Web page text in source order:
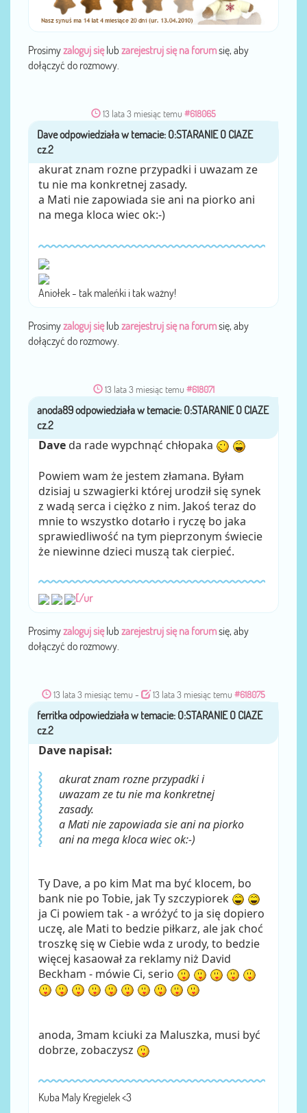
Prosimyzaloguj sięlub zarejestruj się na forumsię, aby
dołączyć do rozmowy.
13 lata 3 miesiąc temu #618065
przezDave
akurat znam rozne przypadki i uwazam ze
tu nie ma konkretnej zasady.
a Mati nie zapowiada sie ani na piorko ani
na mega kloca wiec ok:-)
Aniołek - tak maleńki i tak ważny!
Prosimyzaloguj sięlub zarejestruj się na forumsię, aby
dołączyć do rozmowy.
13 lata 3 miesiąc temu #618071
przezanoda89
Dave da rade wypchnąć chłopaka
Powiem wam że jestem złamana. Byłam
dzisiaj u szwagierki której urodził się synek
z wadą serca i ciężko z nim. Jakoś teraz do
mnie to wszystko dotarło i ryczę bo jaka
sprawiedliwość na tym pieprzonym świecie
że niewinne dzieci muszą tak cierpieć.
[/ur
Prosimyzaloguj sięlub zarejestruj się na forumsię, aby
dołączyć do rozmowy.
13 lata 3 miesiąc temu - 13 lata 3 miesiąc temu #618075
przezferritka
Dave napisał:
akurat znam rozne przypadki i
uwazam ze tu nie ma konkretnej
zasady.
a Mati nie zapowiada sie ani na piorko
ani na mega kloca wiec ok:-)
Ty Dave, a po kim Mat ma być klocem, bo
bank nie po Tobie, jak Ty szczypiorek
ja Ci powiem tak - a wróżyć to ja się dopiero
uczę, ale Mati to bedzie piłkarz, ale jak choć
troszkę się w Ciebie wda z urody, to bedzie
więcej kasaował za reklamy niż David
Beckham - mówie Ci, serio
anoda, 3mam kciuki za Maluszka, musi być
dobrze, zobaczysz
Kuba Maly Kregielek <3